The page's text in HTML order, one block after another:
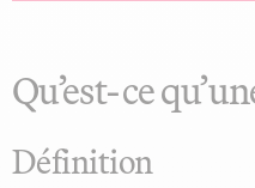
Qu’est-ce
Définition